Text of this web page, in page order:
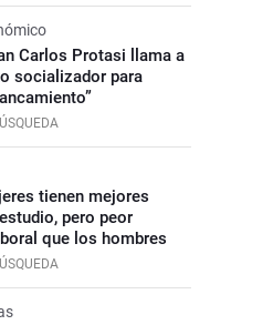
Carlos Protasi llama a
socializador para
tienen mejores
pero peor
que los hombres